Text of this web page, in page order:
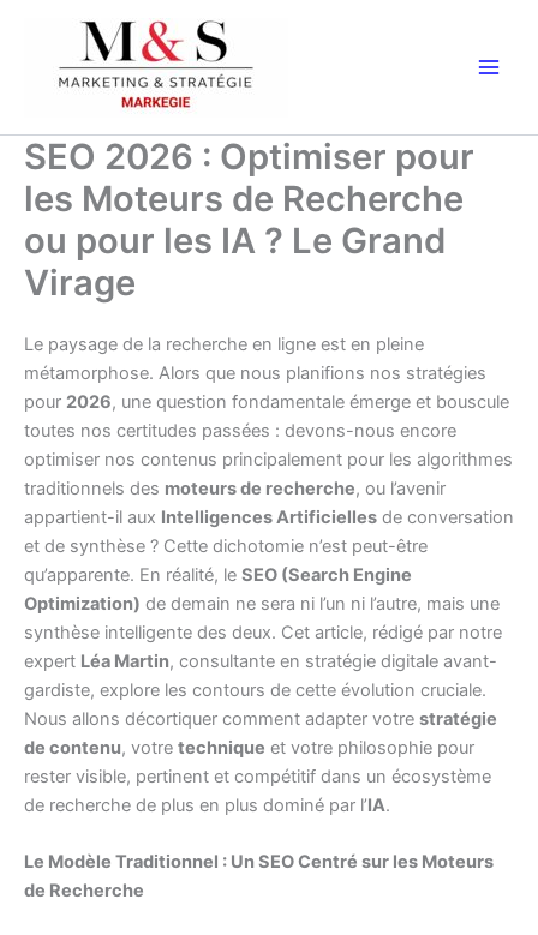
contenu
SEO 2026 : Optimiser pour
les Moteurs de Recherche
ou pour les IA ? Le Grand
Virage
Le paysage de la recherche en ligne est en pleine
métamorphose. Alors que nous planifions nos stratégies
pour 2026, une question fondamentale émerge et bouscule
toutes nos certitudes passées : devons-nous encore
optimiser nos contenus principalement pour les algorithmes
traditionnels des moteurs de recherche, ou l’avenir
appartient-il aux Intelligences Artificielles de conversation
et de synthèse ? Cette dichotomie n’est peut-être
qu’apparente. En réalité, le SEO (Search Engine
Optimization) de demain ne sera ni l’un ni l’autre, mais une
synthèse intelligente des deux. Cet article, rédigé par notre
expert Léa Martin, consultante en stratégie digitale avant-
gardiste, explore les contours de cette évolution cruciale.
Nous allons décortiquer comment adapter votre stratégie
de contenu, votre technique et votre philosophie pour
rester visible, pertinent et compétitif dans un écosystème
de recherche de plus en plus dominé par l’IA.
Le Modèle Traditionnel : Un SEO Centré sur les Moteurs
de Recherche